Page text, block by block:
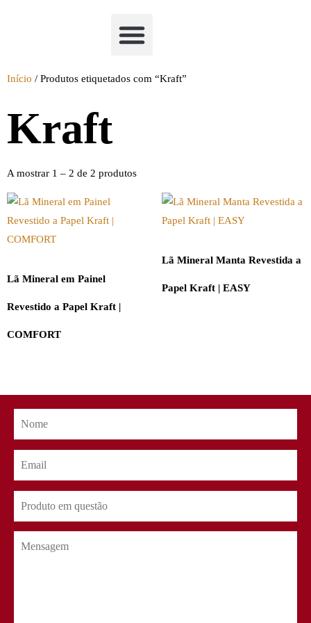
Início / Produtos etiquetados com “Kraft”
Kraft
A mostrar 1 – 2 de 2 produtos
Lã Mineral em Painel
Revestido a Papel Kraft |
COMFORT
Lã Mineral Manta Revestida a
Papel Kraft | EASY